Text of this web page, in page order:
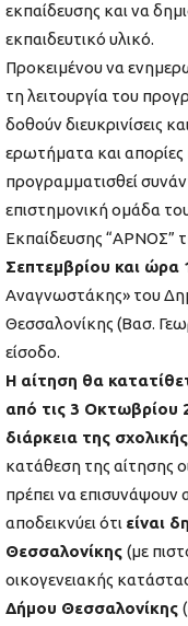
εκπαίδευσης και να
εκπαιδευτικό υλικό.
Προκειμένου να
τη λειτουργία του
δοθούν διευκρινίσεις
ερωτήματα και απορίες
προγραμματισθεί
επιστημονική ομάδα
Εκπαίδευσης “ΑΡΝΟΣ”
Σεπτεμβρίου και ώρα
Αναγνωστάκης» του
Θεσσαλονίκης (Βασ.
είσοδο.
Η αίτηση θα
από τις 3 Οκτωβρίου
διάρκεια της
κατάθεση της αίτησης
πρέπει να επισυνάψουν
αποδεικνύει ότι είναι
Θεσσαλονίκης (με
οικογενειακής
Δήμου Θεσσαλονίκης